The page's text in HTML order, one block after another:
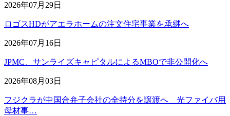
2026年07月29日
ロゴスHDがアエラホームの注文住宅事業を承継へ
2026年07月16日
JPMC、サンライズキャピタルによるMBOで非公開化へ
2026年08月03日
フジクラが中国合弁子会社の全持分を譲渡へ 光ファイバ用
母材事…